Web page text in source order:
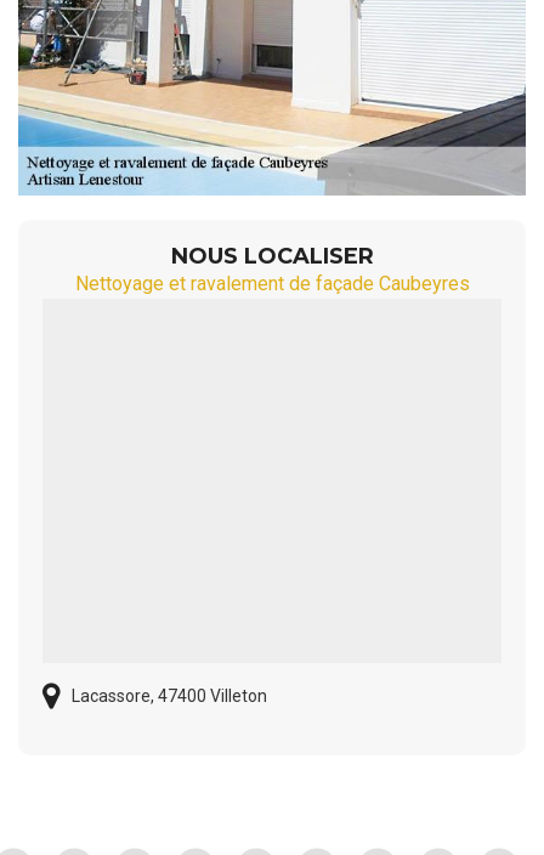
NOUS LOCALISER
Nettoyage et ravalement de façade Caubeyres
Lacassore, 47400 Villeton